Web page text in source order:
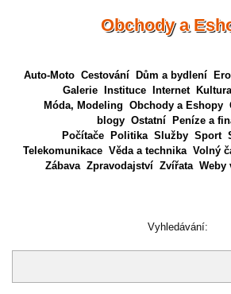
Obchody a
Auto-Moto Cestování Dům a bydlení
Galerie
Instituce Internet Kultura
Móda, Modeling Obchody a Eshopy
blogy Ostatní
Peníze a
Počítače
Politika Služby Sport
Telekomunikace Věda a technika Volný
Zábava Zpravodajství Zvířata Weby
Vyhledávání: